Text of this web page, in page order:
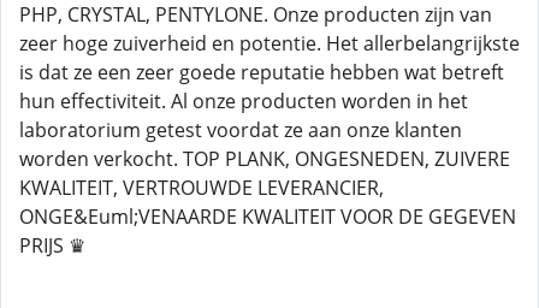
PHP, CRYSTAL, PENTYLONE. Onze producten zijn van
zeer hoge zuiverheid en potentie. Het allerbelangrijkste
is dat ze een zeer goede reputatie hebben wat betreft
hun effectiviteit. Al onze producten worden in het
laboratorium getest voordat ze aan onze klanten
worden verkocht. TOP PLANK, ONGESNEDEN, ZUIVERE
KWALITEIT, VERTROUWDE LEVERANCIER,
ONGE&Euml;VENAARDE KWALITEIT VOOR DE GEGEVEN
PRIJS ♛